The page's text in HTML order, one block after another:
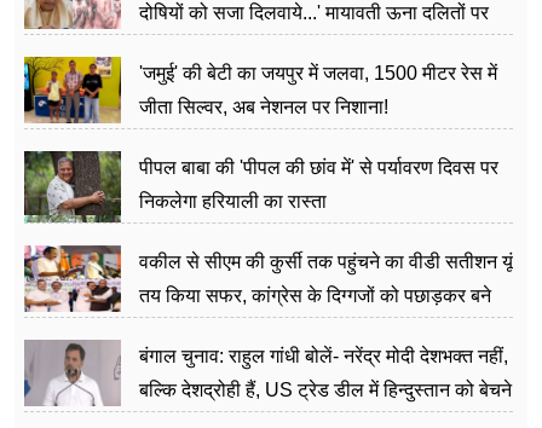
दोषियों को सजा दिलवाये...' मायावती ऊना दलितों पर
'जमुई' की बेटी का जयपुर में जलवा, 1500 मीटर रेस में
जीता सिल्वर, अब नेशनल पर निशाना!
पीपल बाबा की 'पीपल की छांव में' से पर्यावरण दिवस पर
निकलेगा हरियाली का रास्ता
वकील से सीएम की कुर्सी तक पहुंचने का वीडी सतीशन यूं
तय किया सफर, कांग्रेस के दिग्गजों को पछाड़कर बने
बंगाल चुनाव: राहुल गांधी बोलें- नरेंद्र मोदी देशभक्त नहीं,
बल्कि देशद्रोही हैं, US ट्रेड डील में हिन्दुस्तान को बेचने